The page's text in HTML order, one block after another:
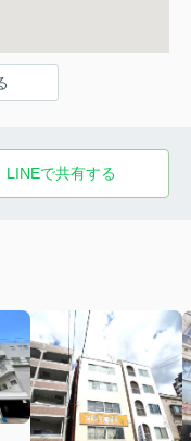
LINEで共有する